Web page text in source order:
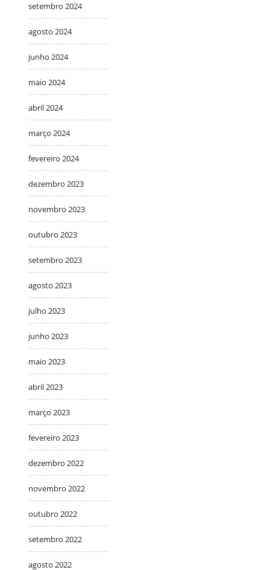
setembro 2024
agosto 2024
junho 2024
maio 2024
abril 2024
março 2024
fevereiro 2024
dezembro 2023
novembro 2023
outubro 2023
setembro 2023
agosto 2023
julho 2023
junho 2023
maio 2023
abril 2023
março 2023
fevereiro 2023
dezembro 2022
novembro 2022
outubro 2022
setembro 2022
agosto 2022